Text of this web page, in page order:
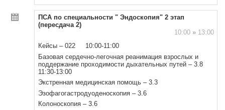
ПСА по специальности " Эндоскопия" 2 этап
(пересдача 2)
10:00 »13:00
Кейсы – 022 10:00-11:00
Базовая сердечно-легочная реанимация взрослых и
поддержание проходимости дыхательных путей – 3.8
11:30-13:00
Экстренная медицинская помощь – 3.3
Эзофагогастродуоденоскопия – 3.6
Колоноскопия – 3.6